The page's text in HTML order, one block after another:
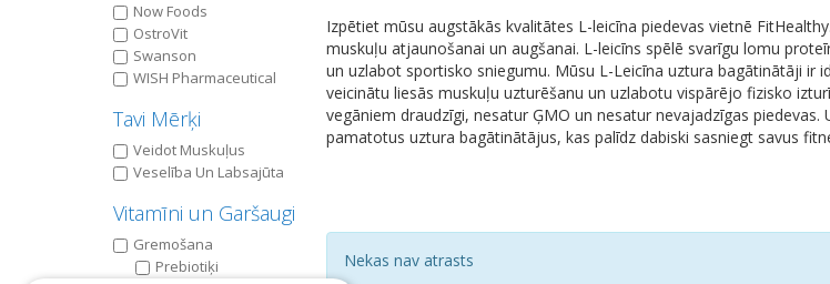
Now Foods
OstroVit
Swanson
WISH Pharmaceutical
Tavi Mērķi
Veidot Muskuļus
Veselība Un Labsajūta
Vitamīni un Garšaugi
Gremošana
Prebiotiķi
Izpētiet mūsu augstākās kvalitātes L-leicīna piedevas vietnē
muskuļu atjaunošanai un augšanai. L-leicīns spēlē svarīgu lomu
un uzlabot sportisko sniegumu. Mūsu L-Leicīna uztura bagātinātāji
veicinātu liesās muskuļu uzturēšanu un uzlabotu vispārējo fizisko
vegāniem draudzīgi, nesatur ĢMO un nesatur nevajadzīgas
pamatotus uztura bagātinātājus, kas palīdz dabiski sasniegt savus
Nekas nav atrasts